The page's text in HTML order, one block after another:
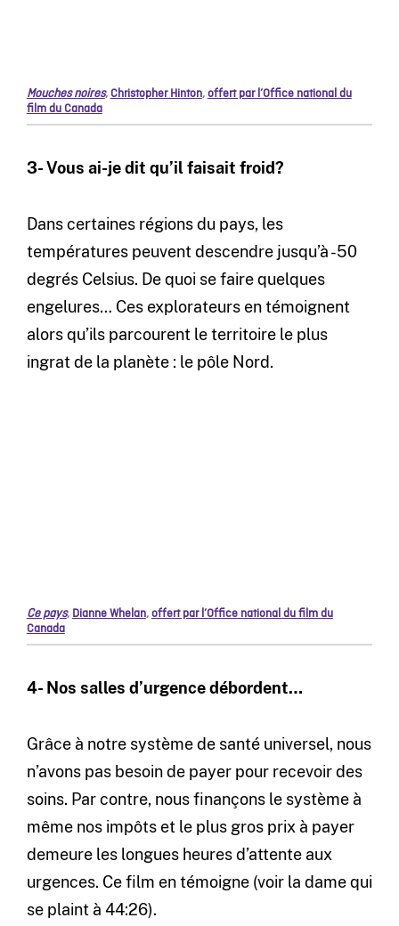
Mouches noires, Christopher Hinton,offert par l’Office national du
film du Canada
3- Vous ai-je dit qu’il faisait froid?
Dans certaines régions du pays, les
températures peuvent descendre jusqu’à -50
degrés Celsius. De quoi se faire quelques
engelures… Ces explorateurs en témoignent
alors qu’ils parcourent le territoire le plus
ingrat de la planète : le pôle Nord.
Ce pays, Dianne Whelan,offert par l’Office national du film du
Canada
4- Nos salles d’urgence débordent…
Grâce à notre système de santé universel, nous
n’avons pas besoin de payer pour recevoir des
soins. Par contre, nous finançons le système à
même nos impôts et le plus gros prix à payer
demeure les longues heures d’attente aux
urgences. Ce film en témoigne (voir la dame qui
se plaint à 44:26).